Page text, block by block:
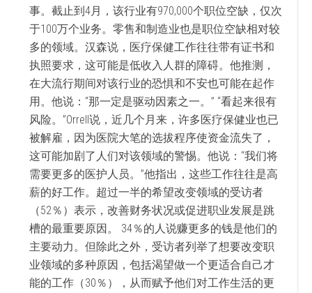
事。截止到4月，该行业有970,000个职位空缺，仅次
于100万个业务。零售和制造业也是职位空缺相对较
多的领域。汉森说，医疗保健工作往往带有证书和
执照要求，这可能是低收入人群的障碍。他推测，
在大流行期间对该行业的恐惧和不安也可能在起作
用。他说：“那一定是驱动因素之一。” “看起来很有
风险。”Orrell说，近几个月来，许多医疗保健业也已
被解雇，因为医院大笔的选拔程序使资金流失了，
这可能加剧了人们对该领域的警惕。他说：“我们将
需要更多的医护人员。”他指出，这些工作往往是高
薪的好工作。超过一半的希望改变领域的受访者
（52％）表示，改善财务状况或促进职业发展是跳
槽的最重要原因。 34％的人说赚更多的钱是他们的
主要动力。但除此之外，受访者列举了想要改变职
业领域的多种原因，包括渴望做一个更适合自己才
能的工作（30％），从而赋予他们对工作生活的更